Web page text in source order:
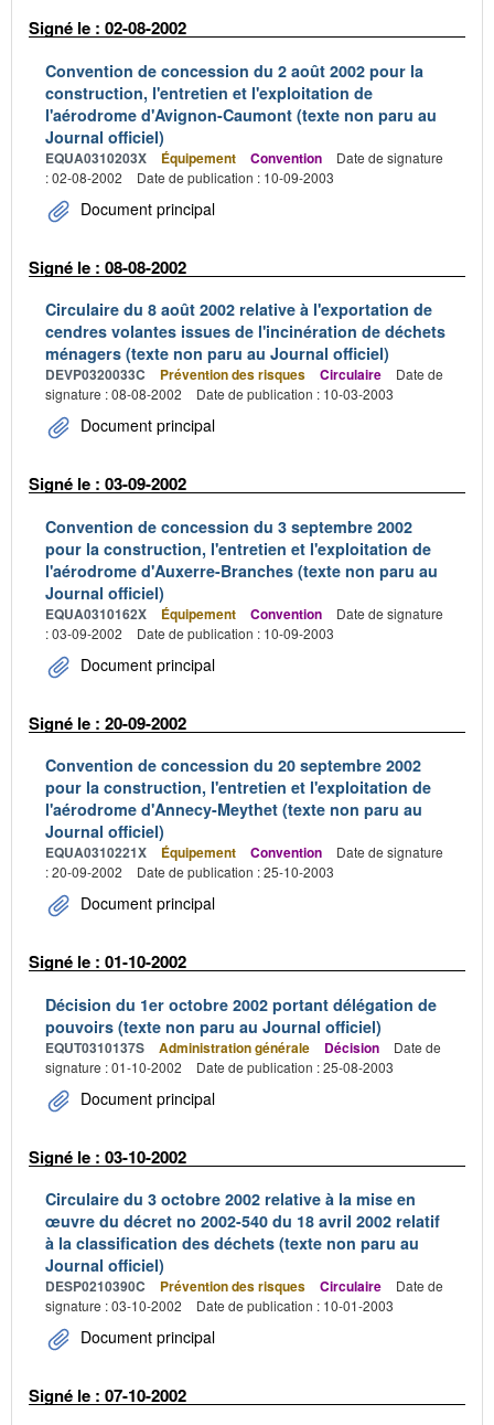
Signé le : 02-08-2002
Convention de concession du 2 août 2002 pour la
construction, l'entretien et l'exploitation de
l'aérodrome d'Avignon-Caumont (texte non paru au
Journal officiel)
EQUA0310203X Équipement Convention
Date de signature
: 02-08-2002
Date de publication : 10-09-2003
Document principal
Signé le : 08-08-2002
Circulaire du 8 août 2002 relative à l'exportation de
cendres volantes issues de l'incinération de déchets
ménagers (texte non paru au Journal officiel)
DEVP0320033C Prévention des risques Circulaire
Date de
signature : 08-08-2002
Date de publication : 10-03-2003
Document principal
Signé le : 03-09-2002
Convention de concession du 3 septembre 2002
pour la construction, l'entretien et l'exploitation de
l'aérodrome d'Auxerre-Branches (texte non paru au
Journal officiel)
EQUA0310162X Équipement Convention
Date de signature
: 03-09-2002
Date de publication : 10-09-2003
Document principal
Signé le : 20-09-2002
Convention de concession du 20 septembre 2002
pour la construction, l'entretien et l'exploitation de
l'aérodrome d'Annecy-Meythet (texte non paru au
Journal officiel)
EQUA0310221X Équipement Convention
Date de signature
: 20-09-2002
Date de publication : 25-10-2003
Document principal
Signé le : 01-10-2002
Décision du 1er octobre 2002 portant délégation de
pouvoirs (texte non paru au Journal officiel)
EQUT0310137S Administration générale Décision
Date de
signature : 01-10-2002
Date de publication : 25-08-2003
Document principal
Signé le : 03-10-2002
Circulaire du 3 octobre 2002 relative à la mise en
œuvre du décret no 2002-540 du 18 avril 2002 relatif
à la classification des déchets (texte non paru au
Journal officiel)
DESP0210390C Prévention des risques Circulaire
Date de
signature : 03-10-2002
Date de publication : 10-01-2003
Document principal
Signé le : 07-10-2002